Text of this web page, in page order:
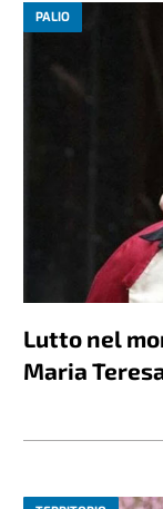
PALIO
Lutto nel
Maria